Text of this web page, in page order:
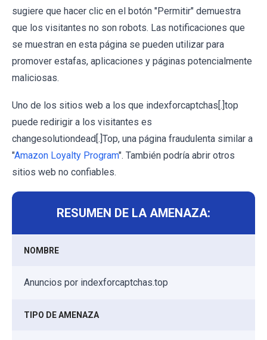
sugiere que hacer clic en el botón "Permitir" demuestra
que los visitantes no son robots. Las notificaciones que
se muestran en esta página se pueden utilizar para
promover estafas, aplicaciones y páginas potencialmente
maliciosas.
Uno de los sitios web a los que indexforcaptchas[.]top
puede redirigir a los visitantes es
changesolutiondead[.]Top, una página fraudulenta similar a
"Amazon Loyalty Program". También podría abrir otros
sitios web no confiables.
RESUMEN DE LA AMENAZA:
NOMBRE
Anuncios por indexforcaptchas.top
TIPO DE AMENAZA